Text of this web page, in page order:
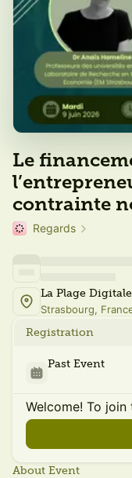
Le
contrainte
Regards
La Plage Digitale
Strasbourg,
Registration
Past Event
Welcome! To
About Event